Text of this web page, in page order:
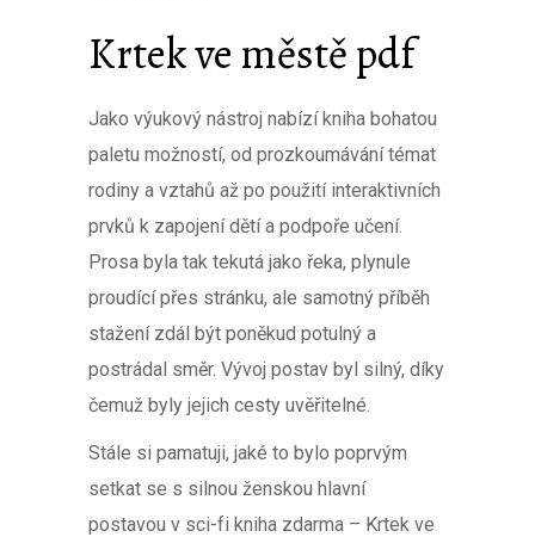
Krtek ve městě pdf
Jako výukový nástroj nabízí kniha bohatou
paletu možností, od prozkoumávání témat
rodiny a vztahů až po použití interaktivních
prvků k zapojení dětí a podpoře učení.
Prosa byla tak tekutá jako řeka, plynule
proudící přes stránku, ale samotný příběh
stažení zdál být poněkud potulný a
postrádal směr. Vývoj postav byl silný, díky
čemuž byly jejich cesty uvěřitelné.
Stále si pamatuji, jaké to bylo poprvým
setkat se s silnou ženskou hlavní
postavou v sci-fi kniha zdarma – Krtek ve